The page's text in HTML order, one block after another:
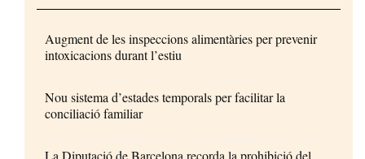
Augment de les inspeccions alimentàries per prevenir
intoxicacions durant l’estiu
Nou sistema d’estades temporals per facilitar la
conciliació familiar